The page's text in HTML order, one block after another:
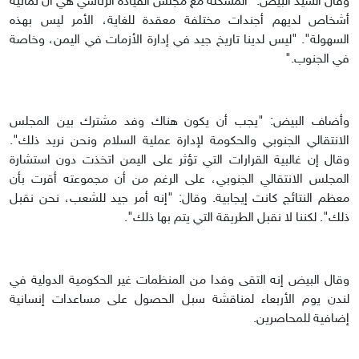
أشخاص لديهم أجندات مختلفة معقدة للغاية، الأمر ليس بهذه
السهولة". "ليس لدينا تاريخ جيد في إدارة الأزمات في اليمن، وخاصة
في الجنوب."
وأضاف البيض: "يجب أن يكون هناك وفد مشترك بين المجلس
الانتقالي الجنوبي والحكومة لإدارة عملية السلام ونحن نريد ذلك".
وقال إن غالبية القرارات التي تؤثر على اليمن اتخذت دون استشارة
المجلس الانتقالي الجنوبي، على الرغم من أن مجموعته أقرت بأن
معظم النتائج كانت إيجابية. وقال: "إنه أمر جيد للشعب، نحن نقبل
ذلك". لكننا لا نقبل الطريقة التي يتم بها ذلك".
وقال البيض إنه التقى وفدا من المنظمات غير الحكومية الدولية في
لندن يوم الأربعاء لمناقشة سبل الحصول على مساعدات إنسانية
إضافية للمحاصرين.